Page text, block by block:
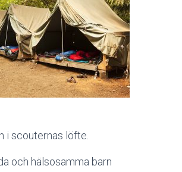
i scouternas löfte.
och hälsosamma barn